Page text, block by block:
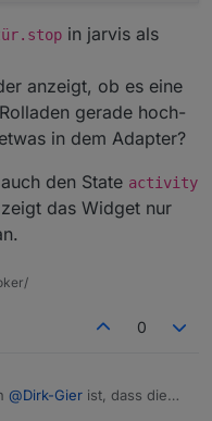
in jarvis als
anzeigt, ob es eine
gerade hoch-
in dem Adapter?
den State activity
das Widget nur
0
@Dirk-Gier ist, dass die